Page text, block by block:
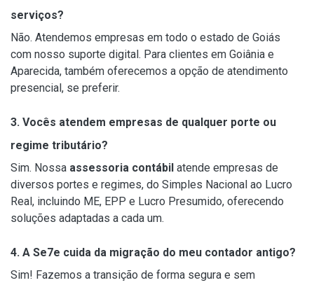
serviços?
Não. Atendemos empresas em todo o estado de Goiás
com nosso suporte digital. Para clientes em Goiânia e
Aparecida, também oferecemos a opção de atendimento
presencial, se preferir.
3. Vocês atendem empresas de qualquer porte ou
regime tributário?
Sim. Nossa assessoria contábil atende empresas de
diversos portes e regimes, do Simples Nacional ao Lucro
Real, incluindo ME, EPP e Lucro Presumido, oferecendo
soluções adaptadas a cada um.
4. A Se7e cuida da migração do meu contador antigo?
Sim! Fazemos a transição de forma segura e sem